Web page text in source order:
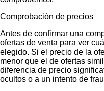
Comprobación de precios
Antes de confirmar una
ofertas de venta para ver
elegido. Si el precio de la
menor que el de ofertas
diferencia de precio
ocultos o a un intento de